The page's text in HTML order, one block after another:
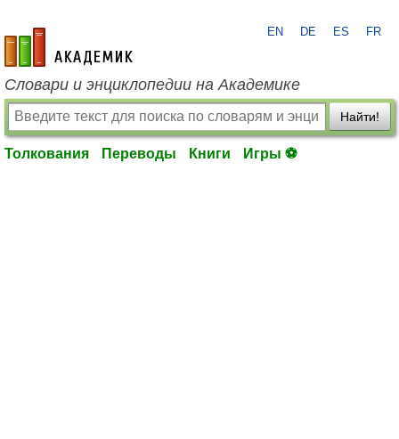
academic.ru
EN DE ES FR
Словари и энциклопедии на Академике
Найти!
Толкования Переводы Книги Игры ⚽